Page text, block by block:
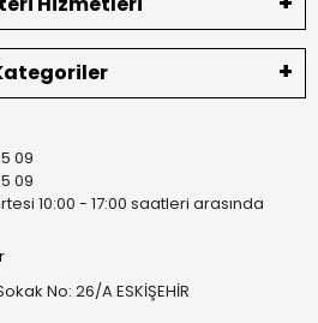
09
09
10:00 - 17:00 saatleri arasında
No: 26/A ESKİŞEHİR